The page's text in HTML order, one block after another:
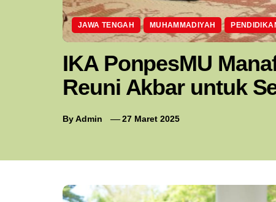
JAWA TENGAH MUHAMMADIYAH
IKA PonpesMU
Reuni Akbar untuk
ByAdmin 27 Maret 2025